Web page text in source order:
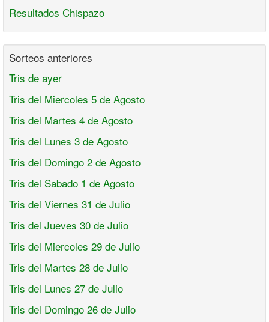
Resultados Chispazo
Sorteos anteriores
Tris de ayer
Tris del Miercoles 5 de Agosto
Tris del Martes 4 de Agosto
Tris del Lunes 3 de Agosto
Tris del Domingo 2 de Agosto
Tris del Sabado 1 de Agosto
Tris del Viernes 31 de Julio
Tris del Jueves 30 de Julio
Tris del Miercoles 29 de Julio
Tris del Martes 28 de Julio
Tris del Lunes 27 de Julio
Tris del Domingo 26 de Julio